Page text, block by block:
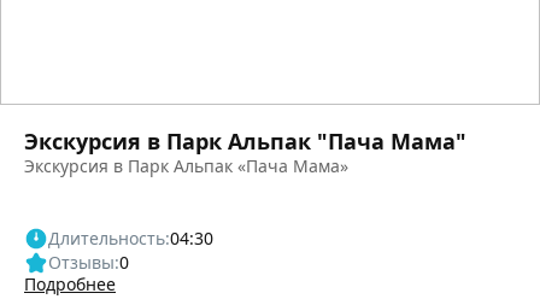
Экскурсия в Парк Альпак "Пача Мама"
Экскурсия в Парк Альпак «Пача Мама»
Длительность:04:30
Отзывы:0
Подробнее